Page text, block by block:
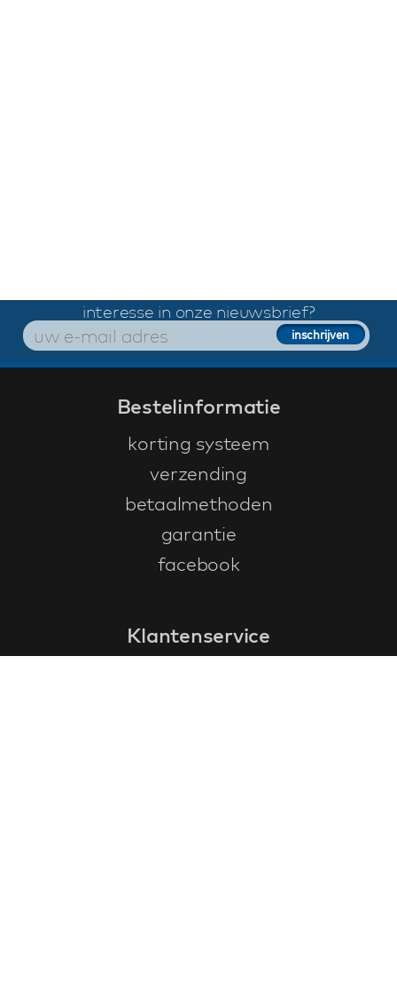
interesse in onze nieuwsbrief?
Bestelinformatie
korting systeem
verzending
betaalmethoden
garantie
facebook
Klantenservice